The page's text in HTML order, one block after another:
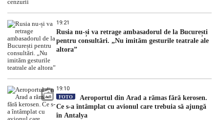
19:21
Rusia nu-și va retrage ambasadorul de la București
pentru consultări. „Nu imităm gesturile teatrale ale
altora”
19:10
FOTO
Aeroportul din Arad a rămas fără kerosen.
Ce s-a întâmplat cu avionul care trebuia să ajungă
în Antalya